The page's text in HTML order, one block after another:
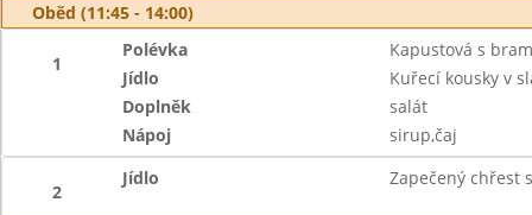
Oběd (11:45 - 14:00)
1
Polévka
Kapustová s
Jídlo
Kuřecí kousky v
Doplněk
salát
Nápoj
sirup,čaj
2
Jídlo Zapečený chřest